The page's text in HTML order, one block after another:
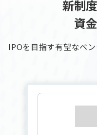
新制
資
IPOを目指す有望なベ